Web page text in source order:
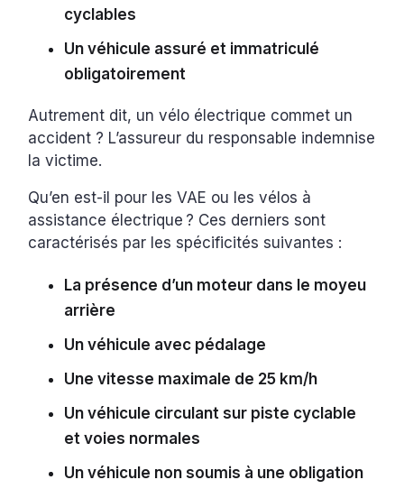
cyclables
Un véhicule assuré et immatriculé
obligatoirement
Autrement dit, un vélo électrique commet un
accident ? L’assureur du responsable indemnise
la victime.
Qu’en est-il pour les VAE ou les vélos à
assistance électrique ? Ces derniers sont
caractérisés par les spécificités suivantes :
La présence d’un moteur dans le moyeu
arrière
Un véhicule avec pédalage
Une vitesse maximale de 25 km/h
Un véhicule circulant sur piste cyclable
et voies normales
Un véhicule non soumis à une obligation